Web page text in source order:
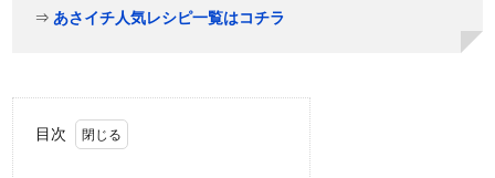
⇒ あさイチ人気レシピ一覧はコチラ
目次